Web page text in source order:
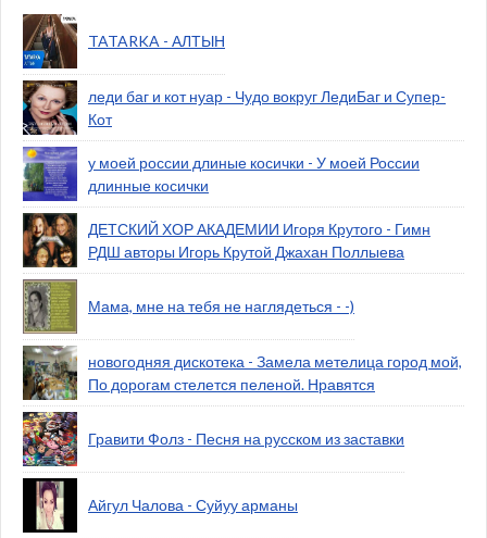
TATARKA - АЛТЫН
леди баг и кот нуар - Чудо вокруг ЛедиБаг и Супер-
Кот
у моей россии длиные косички - У моей России
длинные косички
ДЕТСКИЙ ХОР АКАДЕМИИ Игоря Крутого - Гимн
РДШ авторы Игорь Крутой Джахан Поллыева
Мама, мне на тебя не наглядеться - -)
новогодняя дискотека - Замела метелица город мой,
По дорогам стелется пеленой. Нравятся
Гравити Фолз - Песня на русском из заставки
Айгул Чалова - Суйуу арманы